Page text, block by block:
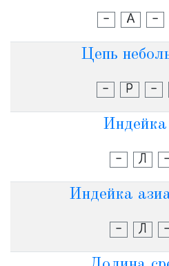
- А -
Цепь
- Р -
Индейка
- Л -
Индейка
- Л -